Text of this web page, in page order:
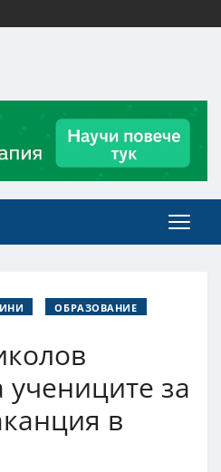
ОБРАЗОВАНИЕ
учениците за
в